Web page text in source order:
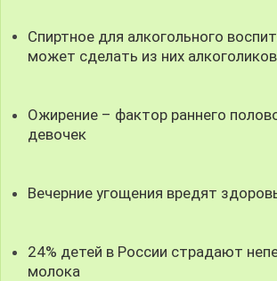
Спиртное для алкогольного
может сделать из них алкоголиков
Ожирение – фактор раннего
девочек
Вечерние угощения вредят
24% детей в России страдают
молока